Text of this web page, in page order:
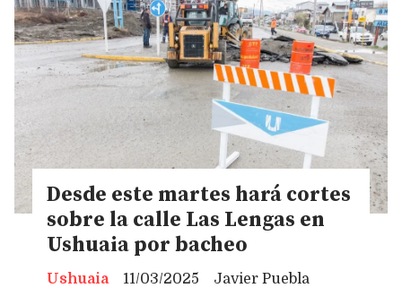
Desde este martes hará cortes
sobre la calle Las Lengas en
Ushuaia por bacheo
Javier Puebla
Ushuaia
11/03/2025